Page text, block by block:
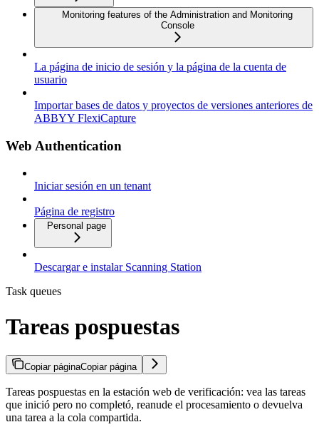
Monitoring features of the Administration and Monitoring
Console
La página de inicio de sesión y la página de la cuenta de
usuario
Importar bases de datos y proyectos de versiones anteriores de
ABBYY FlexiCapture
Web Authentication
Iniciar sesión en un tenant
Página de registro
Personal page
Descargar e instalar Scanning Station
Task queues
Tareas pospuestas
Copiar páginaCopiar página
Tareas pospuestas en la estación web de verificación: vea las tareas
que inició pero no completó, reanude el procesamiento o devuelva
una tarea a la cola compartida.